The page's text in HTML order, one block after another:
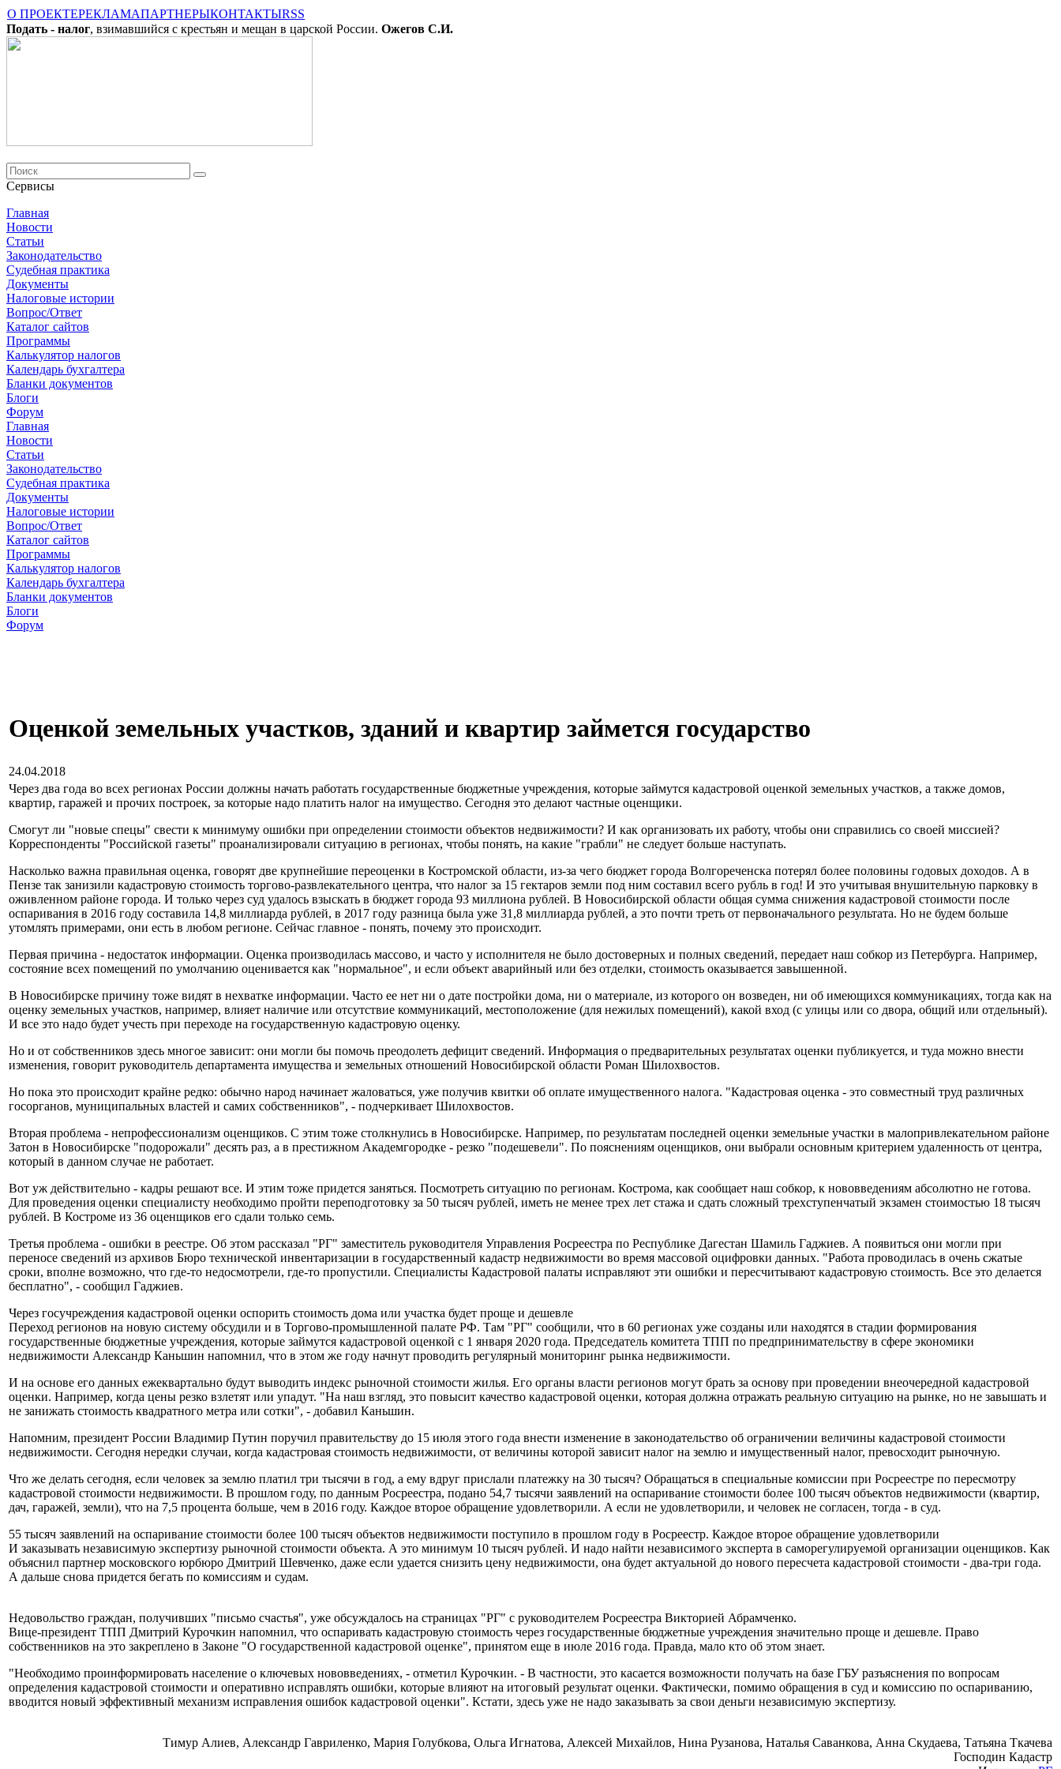
О ПРОЕКТЕРЕКЛАМАПАРТНЕРЫКОНТАКТЫRSS
Подать - налог, взимавшийся с крестьян и мещан в царской России. Ожегов С.И.
Сервисы
Главная
Новости
Cтатьи
Законодательство
Судебная практика
Документы
Налоговые истории
Вопрос/Ответ
Каталог сайтов
Программы
Калькулятор налогов
Календарь бухгалтера
Бланки документов
Блоги
Форум
Главная
Новости
Cтатьи
Законодательство
Судебная практика
Документы
Налоговые истории
Вопрос/Ответ
Каталог сайтов
Программы
Калькулятор налогов
Календарь бухгалтера
Бланки документов
Блоги
Форум
Оценкой земельных участков, зданий и квартир займется государство
24.04.2018
Через два года во всех регионах России должны начать работать государственные бюджетные учреждения, которые займутся кадастровой оценкой земельных участков, а также домов,
квартир, гаражей и прочих построек, за которые надо платить налог на имущество. Сегодня это делают частные оценщики.
Смогут ли "новые спецы" свести к минимуму ошибки при определении стоимости объектов недвижимости? И как организовать их работу, чтобы они справились со своей миссией?
Корреспонденты "Российской газеты" проанализировали ситуацию в регионах, чтобы понять, на какие "грабли" не следует больше наступать.
Насколько важна правильная оценка, говорят две крупнейшие переоценки в Костромской области, из-за чего бюджет города Волгореченска потерял более половины годовых доходов. А в
Пензе так занизили кадастровую стоимость торгово-развлекательного центра, что налог за 15 гектаров земли под ним составил всего рубль в год! И это учитывая внушительную парковку в
оживленном районе города. И только через суд удалось взыскать в бюджет города 93 миллиона рублей. В Новосибирской области общая сумма снижения кадастровой стоимости после
оспаривания в 2016 году составила 14,8 миллиарда рублей, в 2017 году разница была уже 31,8 миллиарда рублей, а это почти треть от первоначального результата. Но не будем больше
утомлять примерами, они есть в любом регионе. Сейчас главное - понять, почему это происходит.
Первая причина - недостаток информации. Оценка производилась массово, и часто у исполнителя не было достоверных и полных сведений, передает наш собкор из Петербурга. Например,
состояние всех помещений по умолчанию оценивается как "нормальное", и если объект аварийный или без отделки, стоимость оказывается завышенной.
В Новосибирске причину тоже видят в нехватке информации. Часто ее нет ни о дате постройки дома, ни о материале, из которого он возведен, ни об имеющихся коммуникациях, тогда как на
оценку земельных участков, например, влияет наличие или отсутствие коммуникаций, местоположение (для нежилых помещений), какой вход (с улицы или со двора, общий или отдельный).
И все это надо будет учесть при переходе на государственную кадастровую оценку.
Но и от собственников здесь многое зависит: они могли бы помочь преодолеть дефицит сведений. Информация о предварительных результатах оценки публикуется, и туда можно внести
изменения, говорит руководитель департамента имущества и земельных отношений Новосибирской области Роман Шилохвостов.
Но пока это происходит крайне редко: обычно народ начинает жаловаться, уже получив квитки об оплате имущественного налога. "Кадастровая оценка - это совместный труд различных
госорганов, муниципальных властей и самих собственников", - подчеркивает Шилохвостов.
Вторая проблема - непрофессионализм оценщиков. С этим тоже столкнулись в Новосибирске. Например, по результатам последней оценки земельные участки в малопривлекательном районе
Затон в Новосибирске "подорожали" десять раз, а в престижном Академгородке - резко "подешевели". По пояснениям оценщиков, они выбрали основным критерием удаленность от центра,
который в данном случае не работает.
Вот уж действительно - кадры решают все. И этим тоже придется заняться. Посмотреть ситуацию по регионам. Кострома, как сообщает наш собкор, к нововведениям абсолютно не готова.
Для проведения оценки специалисту необходимо пройти переподготовку за 50 тысяч рублей, иметь не менее трех лет стажа и сдать сложный трехступенчатый экзамен стоимостью 18 тысяч
рублей. В Костроме из 36 оценщиков его сдали только семь.
Третья проблема - ошибки в реестре. Об этом рассказал "РГ" заместитель руководителя Управления Росреестра по Республике Дагестан Шамиль Гаджиев. А появиться они могли при
переносе сведений из архивов Бюро технической инвентаризации в государственный кадастр недвижимости во время массовой оцифровки данных. "Работа проводилась в очень сжатые
сроки, вполне возможно, что где-то недосмотрели, где-то пропустили. Специалисты Кадастровой палаты исправляют эти ошибки и пересчитывают кадастровую стоимость. Все это делается
бесплатно", - сообщил Гаджиев.
Через госучреждения кадастровой оценки оспорить стоимость дома или участка будет проще и дешевле
Переход регионов на новую систему обсудили и в Торгово-промышленной палате РФ. Там "РГ" сообщили, что в 60 регионах уже созданы или находятся в стадии формирования
государственные бюджетные учреждения, которые займутся кадастровой оценкой с 1 января 2020 года. Председатель комитета ТПП по предпринимательству в сфере экономики
недвижимости Александр Каньшин напомнил, что в этом же году начнут проводить регулярный мониторинг рынка недвижимости.
И на основе его данных ежеквартально будут выводить индекс рыночной стоимости жилья. Его органы власти регионов могут брать за основу при проведении внеочередной кадастровой
оценки. Например, когда цены резко взлетят или упадут. "На наш взгляд, это повысит качество кадастровой оценки, которая должна отражать реальную ситуацию на рынке, но не завышать и
не занижать стоимость квадратного метра или сотки", - добавил Каньшин.
Напомним, президент России Владимир Путин поручил правительству до 15 июля этого года внести изменение в законодательство об ограничении величины кадастровой стоимости
недвижимости. Сегодня нередки случаи, когда кадастровая стоимость недвижимости, от величины которой зависит налог на землю и имущественный налог, превосходит рыночную.
Что же делать сегодня, если человек за землю платил три тысячи в год, а ему вдруг прислали платежку на 30 тысяч? Обращаться в специальные комиссии при Росреестре по пересмотру
кадастровой стоимости недвижимости. В прошлом году, по данным Росреестра, подано 54,7 тысячи заявлений на оспаривание стоимости более 100 тысяч объектов недвижимости (квартир,
дач, гаражей, земли), что на 7,5 процента больше, чем в 2016 году. Каждое второе обращение удовлетворили. А если не удовлетворили, и человек не согласен, тогда - в суд.
55 тысяч заявлений на оспаривание стоимости более 100 тысяч объектов недвижимости поступило в прошлом году в Росреестр. Каждое второе обращение удовлетворили
И заказывать независимую экспертизу рыночной стоимости объекта. А это минимум 10 тысяч рублей. И надо найти независимого эксперта в саморегулируемой организации оценщиков. Как
объяснил партнер московского юрбюро Дмитрий Шевченко, даже если удается снизить цену недвижимости, она будет актуальной до нового пересчета кадастровой стоимости - два-три года.
А дальше снова придется бегать по комиссиям и судам.
Недовольство граждан, получивших "письмо счастья", уже обсуждалось на страницах "РГ" с руководителем Росреестра Викторией Абрамченко.
Вице-президент ТПП Дмитрий Курочкин напомнил, что оспаривать кадастровую стоимость через государственные бюджетные учреждения значительно проще и дешевле. Право
собственников на это закреплено в Законе "О государственной кадастровой оценке", принятом еще в июле 2016 года. Правда, мало кто об этом знает.
"Необходимо проинформировать население о ключевых нововведениях, - отметил Курочкин. - В частности, это касается возможности получать на базе ГБУ разъяснения по вопросам
определения кадастровой стоимости и оперативно исправлять ошибки, которые влияют на итоговый результат оценки. Фактически, помимо обращения в суд и комиссию по оспариванию,
вводится новый эффективный механизм исправления ошибок кадастровой оценки". Кстати, здесь уже не надо заказывать за свои деньги независимую экспертизу.
Тимур Алиев, Александр Гавриленко, Мария Голубкова, Ольга Игнатова, Алексей Михайлов, Нина Рузанова, Наталья Саванкова, Анна Скудаева, Татьяна Ткачева
Господин Кадастр